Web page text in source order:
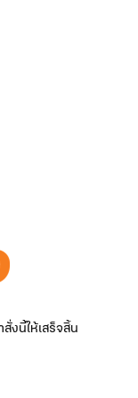
งนี้ให้เสร็จสิ้น